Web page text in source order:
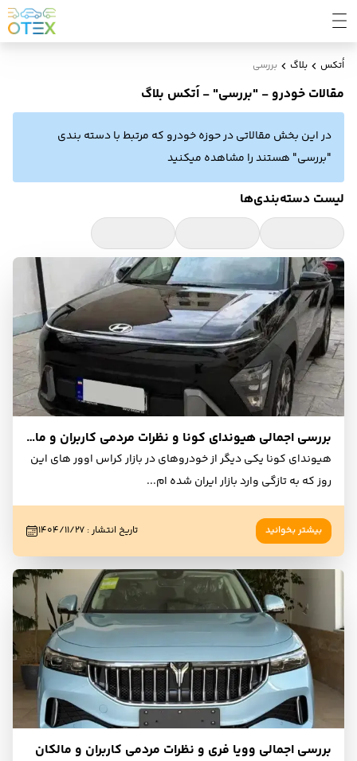
اُتکس بلاگ بررسی
مقالات خودرو - "بررسی" - اُتکس بلاگ
در این بخش مقالاتی در حوزه خودرو که مرتبط با دسته بندی
"بررسی" هستند را مشاهده میکنید
لیست دسته‌بندی‌ها
بررسی اجمالی هیوندای کونا و نظرات مردمی کاربران و مالکان
هیوندای کونا یکی دیگر از خودروهای در بازار کراس اوور های این
روز که به تازگی وارد بازار ایران شده ام...
بیشتر بخوانید تاریخ انتشار: ۱۴۰۴/۱۱/۲۷
بررسی اجمالی وویا فری و نظرات مردمی کاربران و مالکان